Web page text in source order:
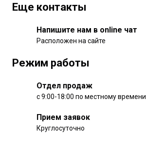
Еще контакты
Напишите нам в online чат
Расположен на сайте
Режим работы
Отдел продаж
с 9:00-18:00 по местному времени
Прием заявок
Круглосуточно